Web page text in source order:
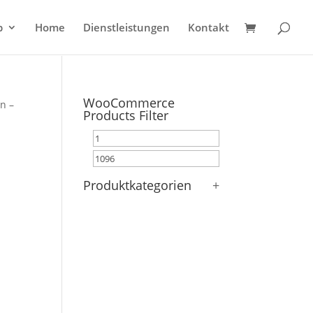
Home Dienstleistungen Kontakt
– WooCommerce
Products Filter
Produktkategorien +